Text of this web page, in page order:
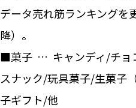
データ売れ筋ランキングを
降）。
■菓子 … キャンディ/チョ
スナック/玩具菓子/生菓子
子ギフト/他